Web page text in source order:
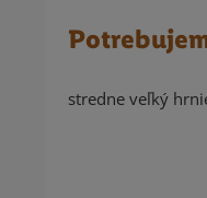
stredne veľký